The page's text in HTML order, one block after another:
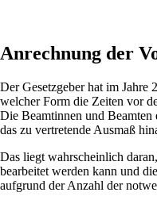
Anrechnung der
Der Gesetzgeber hat im Jahre
welcher Form die Zeiten vor
Die Beamtinnen und Beamten
das zu vertretende Ausmaß
Das liegt wahrscheinlich
bearbeitet werden kann und
aufgrund der Anzahl der